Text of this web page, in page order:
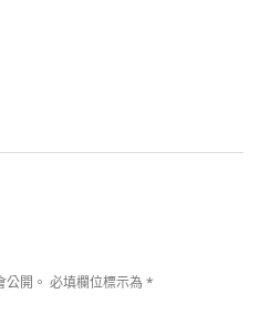
開。 必填欄位標示為 *